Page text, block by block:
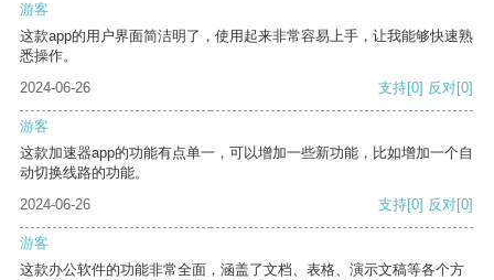
游客
这款app的用户界面简洁明了，使用起来非常容易上手，让我能够快速熟
悉操作。
2024-06-26
支持[0] 反对[0]
游客
这款加速器app的功能有点单一，可以增加一些新功能，比如增加一个自
动切换线路的功能。
2024-06-26
支持[0] 反对[0]
游客
这款办公软件的功能非常全面，涵盖了文档、表格、演示文稿等各个方